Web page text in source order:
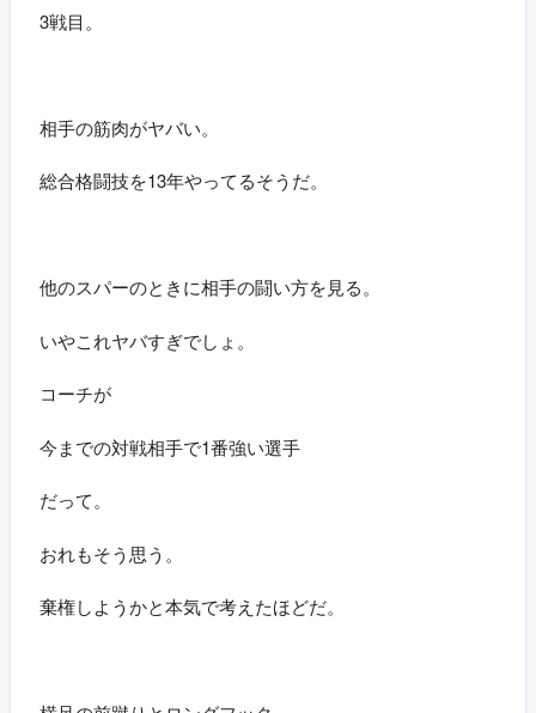
3戦目。
相手の筋肉がヤバい。
総合格闘技を13年やってるそうだ。
他のスパーのときに相手の闘い方を見る。
いやこれヤバすぎでしょ。
コーチが
今までの対戦相手で1番強い選手
だって。
おれもそう思う。
棄権しようかと本気で考えたほどだ。